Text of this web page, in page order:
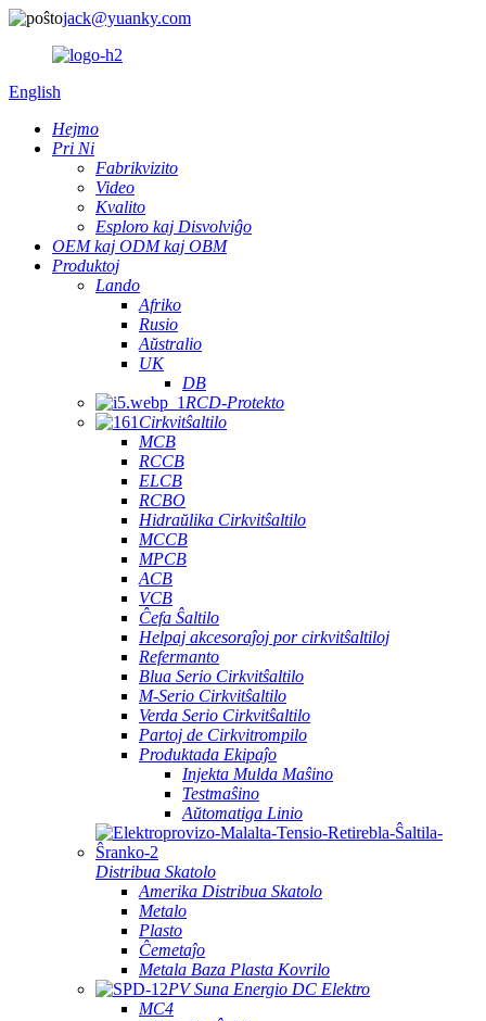
jack@yuanky.com
English
Hejmo
Pri Ni
Fabrikvizito
Video
Kvalito
Esploro kaj Disvolviĝo
OEM kaj ODM kaj OBM
Produktoj
Lando
Afriko
Rusio
Aŭstralio
UK
DB
RCD-Protekto
Cirkvitŝaltilo
MCB
RCCB
ELCB
RCBO
Hidraŭlika Cirkvitŝaltilo
MCCB
MPCB
ACB
VCB
Ĉefa Ŝaltilo
Helpaj akcesoraĵoj por cirkvitŝaltiloj
Refermanto
Blua Serio Cirkvitŝaltilo
M-Serio Cirkvitŝaltilo
Verda Serio Cirkvitŝaltilo
Partoj de Cirkvitrompilo
Produktada Ekipaĵo
Injekta Mulda Maŝino
Testmaŝino
Aŭtomatiga Linio
Distribua Skatolo
Amerika Distribua Skatolo
Metalo
Plasto
Ĉemetaĵo
Metala Baza Plasta Kovrilo
PV Suna Energio DC Elektro
MC4